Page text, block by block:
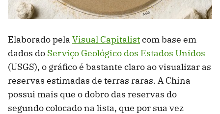
Elaborado pela Visual Capitalistcom base em
dados do Serviço Geológico dos Estados Unidos
(USGS), o gráfico é bastante claro ao visualizar as
reservas estimadas de terras raras. A China
possui mais que o dobro das reservas do
segundo colocado na lista, que por sua vez